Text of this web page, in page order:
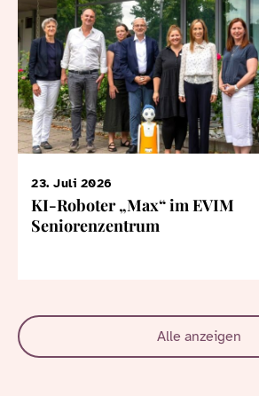
23. Juli 2026
KI-Roboter „Max“ im EVIM
Seniorenzentrum
Alle anzeigen